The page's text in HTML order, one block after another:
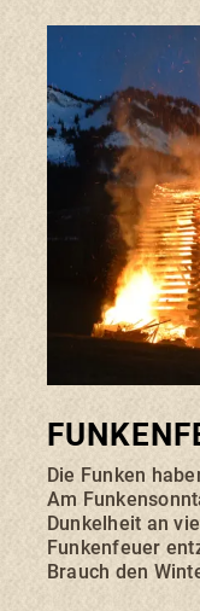
Die Funken
Am
Dunkelheit an
Funkenfeuer
Brauch den